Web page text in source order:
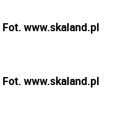
www.skaland.pl
www.skaland.pl